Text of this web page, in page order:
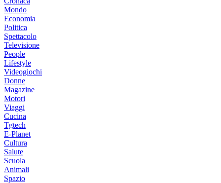
Mondo
Economia
Politica
Spettacolo
Televisione
People
Lifestyle
Videogiochi
Donne
Magazine
Motori
Viaggi
Cucina
Tgtech
E-Planet
Cultura
Salute
Scuola
Animali
Spazio